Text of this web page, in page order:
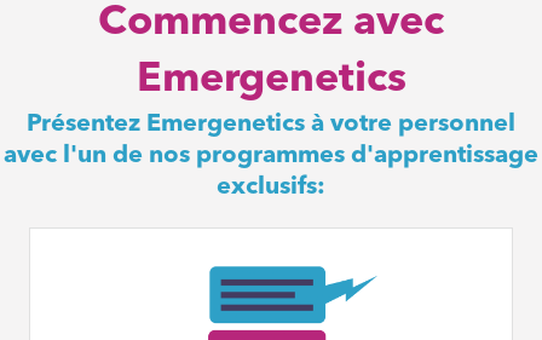
Commencez avec
Emergenetics
Présentez Emergenetics à votre personnel
avec l'un de nos programmes d'apprentissage
exclusifs: